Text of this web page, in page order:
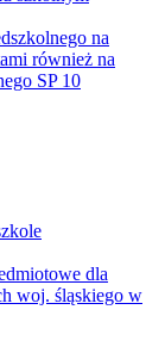
na
również na
SP 10
dla
woj. śląskiego w